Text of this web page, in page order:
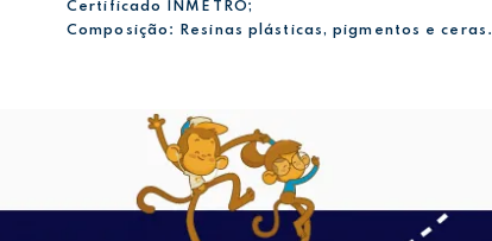
Certificado INMETRO;
Composição: Resinas plásticas, pigmentos e ceras.